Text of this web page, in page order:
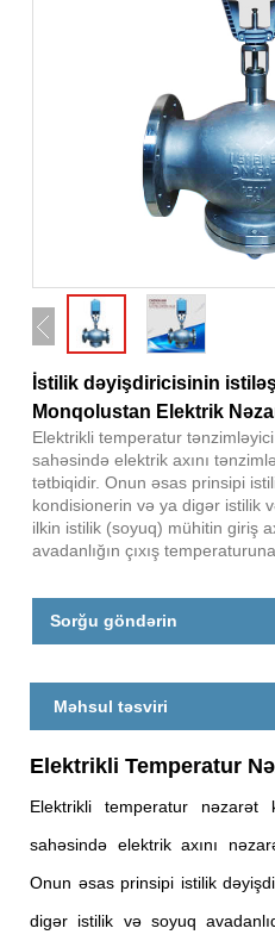
İstilik dəyişdiricisinin
Monqolustan Elektrik
Elektrikli temperatur
sahəsində elektrik axını
tətbiqidir. Onun əsas prinsipi
kondisionerin və ya digər istilik
ilkin istilik (soyuq) mühitin giriş
avadanlığın çıxış
Sorğu göndərin
Məhsul təsviri
Elektrikli Temperatur
Elektrikli temperatur nəzarət
sahəsində elektrik axını
Onun əsas prinsipi istilik
digər istilik və soyuq